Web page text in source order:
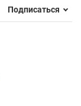
Подписаться